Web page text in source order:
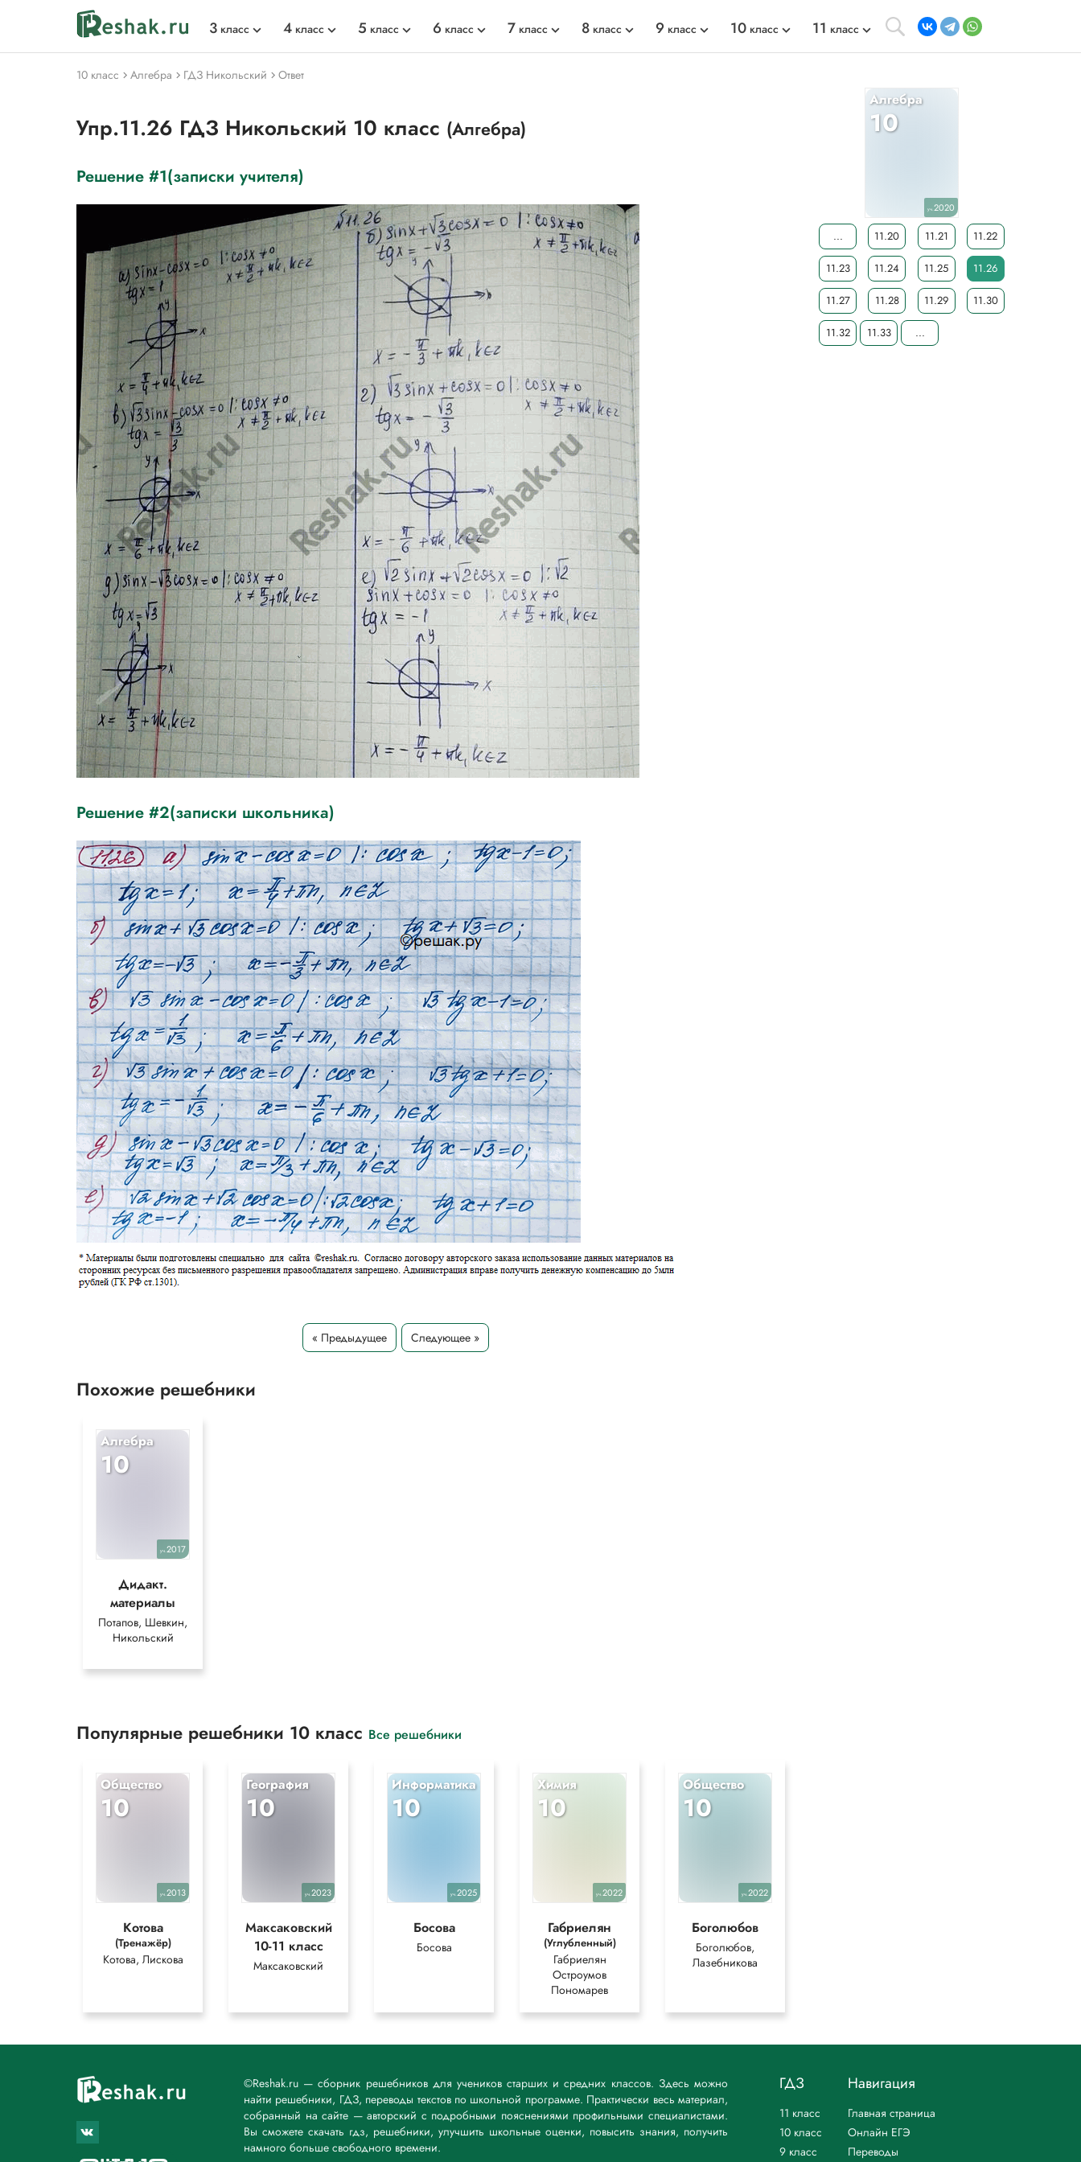
3 класс 4 класс 5 класс 6 класс 7 класс 8 класс 9 класс 10 класс 11 класс
10 класс Алгебра ГДЗ Никольский Ответ
Упр.11.26 ГДЗ Никольский 10 класс (Алгебра)
Решение #1(записки учителя)
Решение #2(записки школьника)
« Предыдущее Следующее »
Похожие решебники
Алгебра
10
уч.2017
Дидакт.
материалы
Потапов, Шевкин,
Никольский
Популярные решебники 10 класс Все решебники
Общество
10
уч.2013
Котова
(Тренажёр)
Котова, Лискова
География
10
уч.2023
Максаковский
10-11 класс
Максаковский
Информатика
10
уч.2025
Босова
Босова
Химия
10
уч.2022
Габриелян
(Углубленный)
Габриелян
Остроумов
Пономарев
Общество
10
уч.2022
Боголюбов
Боголюбов,
Лазебникова
Алгебра
10
уч.2020
... 11.20 11.21 11.22
11.23 11.24 11.25 11.26
11.27 11.28 11.29 11.30
11.32 11.33 ...
©Reshak.ru — сборник решебников для учеников старших и средних классов. Здесь можно
найти решебники, ГДЗ, переводы текстов по школьной программе. Практически весь материал,
собранный на сайте — авторский с подробными пояснениями профильными специалистами.
Вы сможете скачать гдз, решебники, улучшить школьные оценки, повысить знания, получить
намного больше свободного времени.
ГДЗ
11 класс
10 класс
9 класс
Навигация
Главная страница
Онлайн ЕГЭ
Переводы